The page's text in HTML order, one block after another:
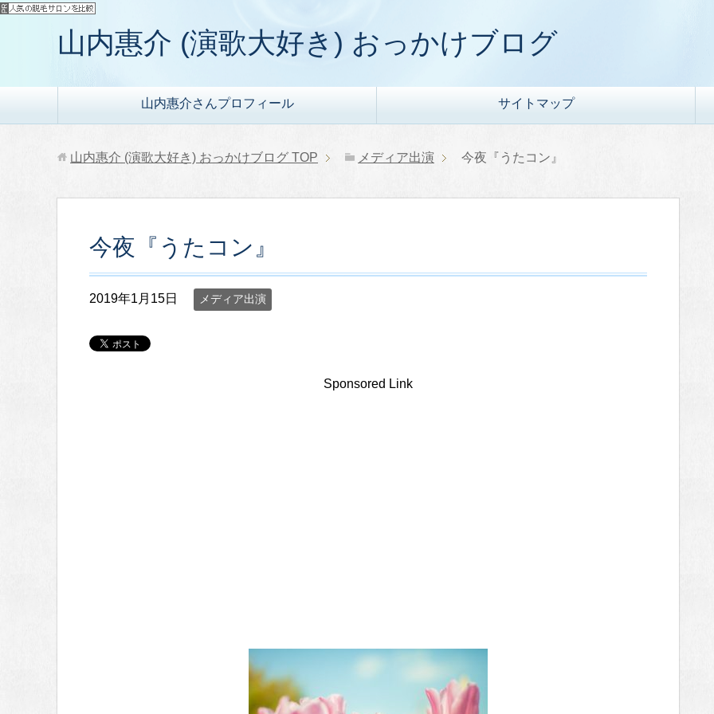
山内惠介 (演歌大好き) おっかけブログ
山内惠介さんプロフィール サイトマップ
山内惠介 (演歌大好き) おっかけブログ TOP メディア出演 今夜『うたコン』
今夜『うたコン』
2019年1月15日 メディア出演
Sponsored Link